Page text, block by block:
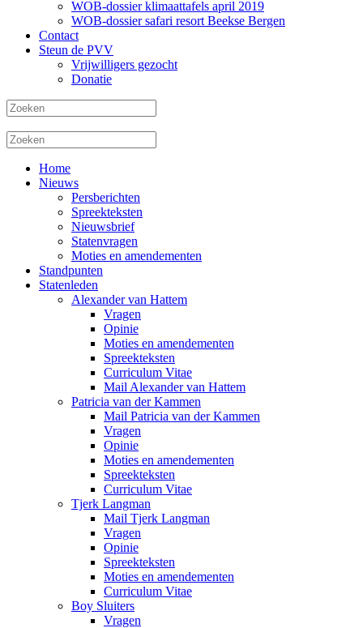
WOB-dossier klimaattafels april 2019
WOB-dossier safari resort Beekse Bergen
Contact
Steun de PVV
Vrijwilligers gezocht
Donatie
Home
Nieuws
Persberichten
Spreekteksten
Nieuwsbrief
Statenvragen
Moties en amendementen
Standpunten
Statenleden
Alexander van Hattem
Vragen
Opinie
Moties en amendementen
Spreekteksten
Curriculum Vitae
Mail Alexander van Hattem
Patricia van der Kammen
Mail Patricia van der Kammen
Vragen
Opinie
Moties en amendementen
Spreekteksten
Curriculum Vitae
Tjerk Langman
Mail Tjerk Langman
Vragen
Opinie
Spreekteksten
Moties en amendementen
Curriculum Vitae
Boy Sluiters
Vragen